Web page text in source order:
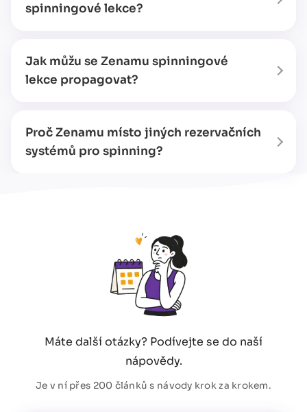
spinningové lekce?
Jak můžu se Zenamu spinningové
lekce propagovat?
Proč Zenamu místo jiných rezervačních
systémů pro spinning?
Máte další otázky? Podívejte se do naší
nápovědy.
Je v ní přes 200 článků s návody krok za krokem.